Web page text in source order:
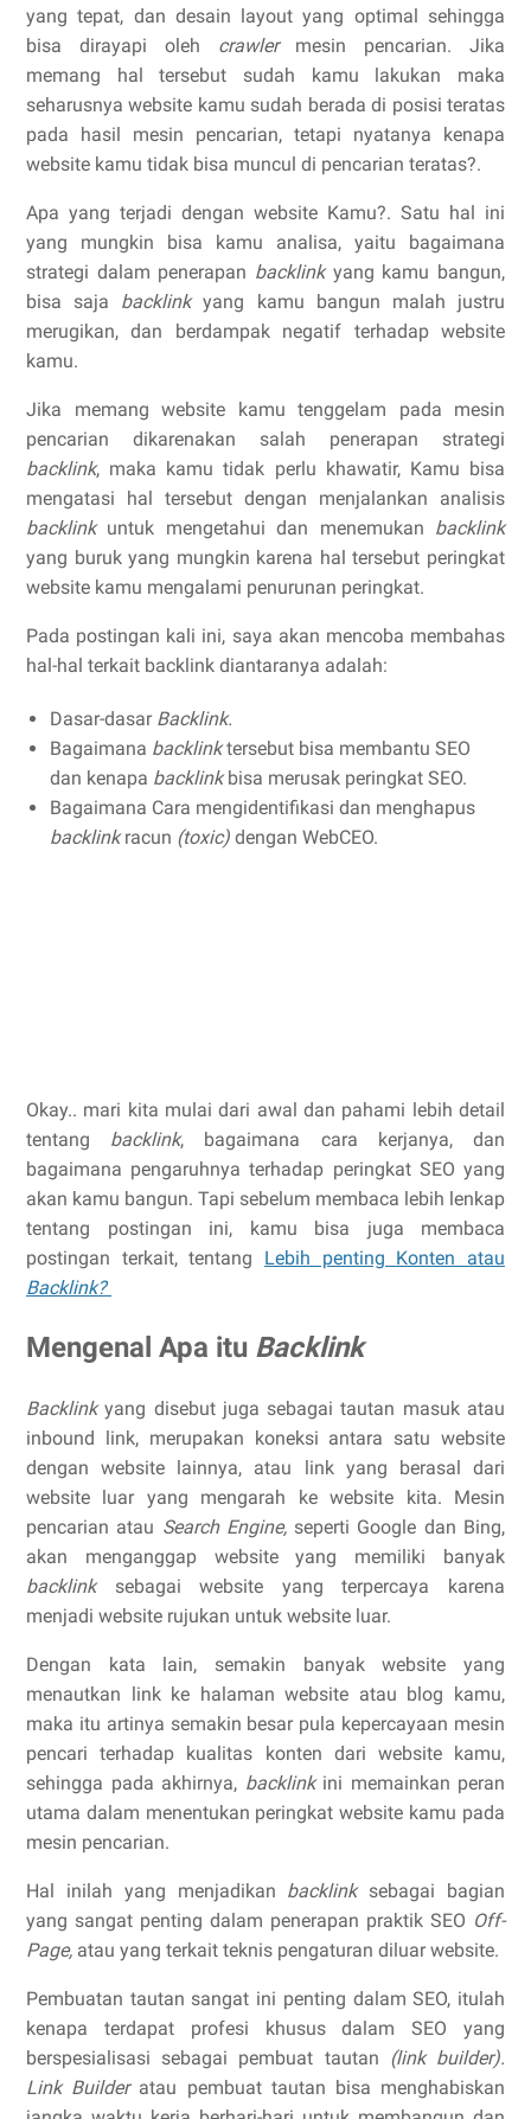
yang tepat, dan desain layout yang optimal sehingga
bisa dirayapi oleh crawler mesin pencarian. Jika
memang hal tersebut sudah kamu lakukan maka
seharusnya website kamu sudah berada di posisi teratas
pada hasil mesin pencarian, tetapi nyatanya kenapa
website kamu tidak bisa muncul di pencarian teratas?.
Apa yang terjadi dengan website Kamu?. Satu hal ini
yang mungkin bisa kamu analisa, yaitu bagaimana
strategi dalam penerapan backlinkyang kamu bangun,
bisa saja backlinkyang kamu bangun malah justru
merugikan, dan berdampak negatif terhadap website
kamu.
Jika memang website kamu tenggelam pada mesin
pencarian dikarenakan salah penerapan strategi
backlink, maka kamu tidak perlu khawatir, Kamu bisa
mengatasi hal tersebut dengan menjalankan analisis
backlink untuk mengetahui dan menemukan backlink
yang buruk yang mungkin karena hal tersebut peringkat
website kamu mengalami penurunan peringkat.
Pada postingan kali ini, saya akan mencoba membahas
hal-hal terkait backlink diantaranya adalah:
Dasar-dasar Backlink.
Bagaimana backlinktersebut bisa membantu SEO
dan kenapa backlink bisa merusak peringkat SEO.
Bagaimana Cara mengidentifikasi dan menghapus
backlinkracun (toxic) dengan WebCEO.
Okay.. mari kita mulai dari awal dan pahami lebih detail
tentang backlink, bagaimana cara kerjanya, dan
bagaimana pengaruhnya terhadap peringkat SEO yang
akan kamu bangun. Tapi sebelum membaca lebih lenkap
tentang postingan ini, kamu bisa juga membaca
postingan terkait, tentang Lebih penting Konten atau
Backlink?
Mengenal Apa itu Backlink
Backlinkyang disebut juga sebagai tautan masuk atau
inbound link, merupakan koneksi antara satu website
dengan website lainnya, atau link yang berasal dari
website luar yang mengarah ke website kita. Mesin
pencarian atau Search Engine,seperti Google dan Bing,
akan menganggap website yang memiliki banyak
backlink sebagai website yang terpercaya karena
menjadi website rujukan untuk website luar.
Dengan kata lain, semakin banyak website yang
menautkan link ke halaman website atau blog kamu,
maka itu artinya semakin besar pula kepercayaan mesin
pencari terhadap kualitas konten dari website kamu,
sehingga pada akhirnya, backlink ini memainkan peran
utama dalam menentukan peringkat website kamu pada
mesin pencarian.
Hal inilah yang menjadikan backlink sebagai bagian
yang sangat penting dalam penerapan praktik SEO Off-
Page, atau yang terkait teknis pengaturan diluar website.
Pembuatan tautan sangat ini penting dalam SEO, itulah
kenapa terdapat profesi khusus dalam SEO yang
berspesialisasi sebagai pembuat tautan (link builder).
Link Builderatau pembuat tautan bisa menghabiskan